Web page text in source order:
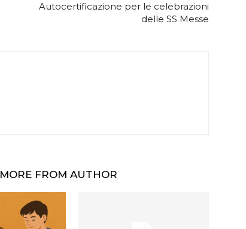
Autocertificazione per le celebrazioni
delle SS Messe
MORE FROM AUTHOR